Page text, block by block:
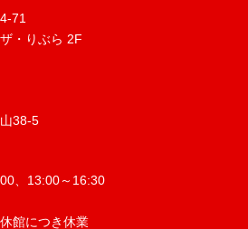
71
・りぶら 2F
38-5
、13:00～16:30
館につき休業